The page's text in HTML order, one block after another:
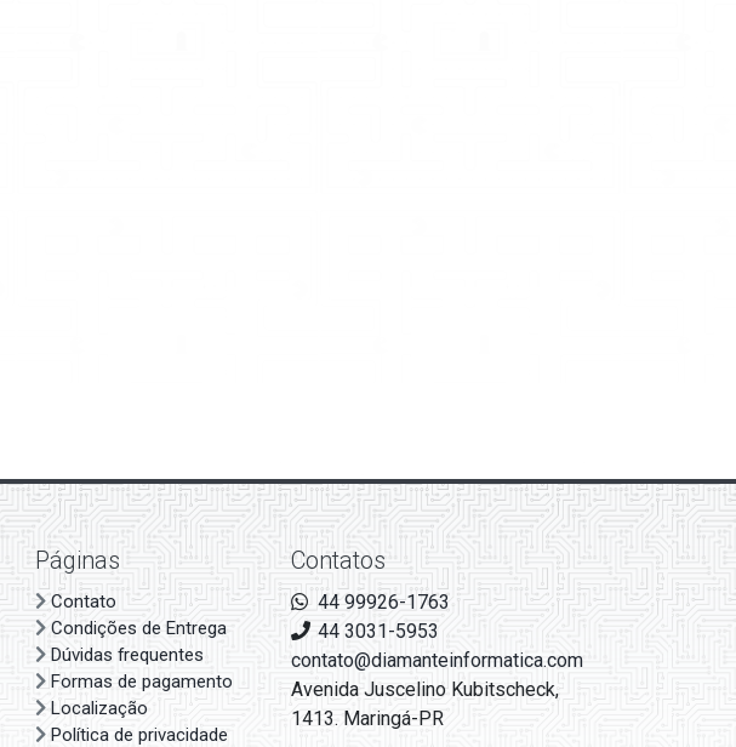
Contatos
44 99926-1763
44 3031-5953
contato@diamanteinformatica.com
Avenida Juscelino Kubitscheck,
1413. Maringá-PR
Páginas
Contato
Condições de Entrega
Dúvidas frequentes
Formas de pagamento
Localização
Política de privacidade